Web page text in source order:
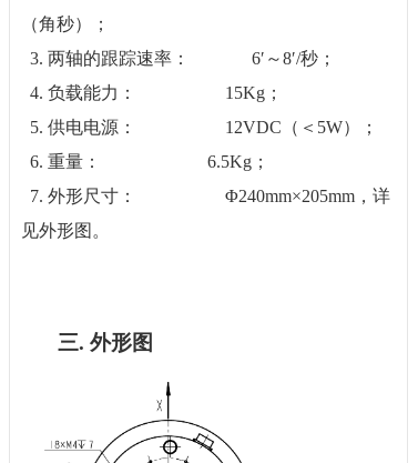
（角秒）；
3. 两轴的跟踪速率： 6′～8′/秒；
4. 负载能力： 15Kg；
5. 供电电源： 12VDC（＜5W）；
6. 重量： 6.5Kg；
7. 外形尺寸： Φ240mm×205mm，详
见外形图。
三. 外形图